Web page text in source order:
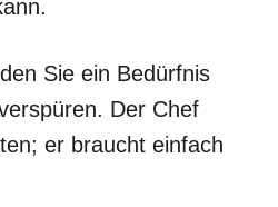
Sie ein Bedürfnis
Der Chef
er braucht einfach